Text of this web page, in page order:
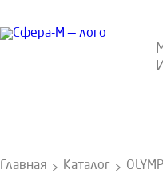
Главная Каталог